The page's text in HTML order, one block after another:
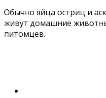
Обычно яйца остриц и
живут домашние
питомцев.